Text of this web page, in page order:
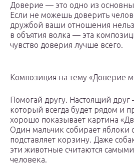
Доверие — это одно из
Если не можешь доверить
дружбой ваши отношения
в объятия волка — эта
чувство доверия лучше всего.
Композиция на тему «Доверие
Помогай другу. Настоящий друг
который всегда будет рядом и
хорошо показывает картина
Один мальчик собирает яблоки
подставляет корзину. Даже
эти животные считаются
человека.